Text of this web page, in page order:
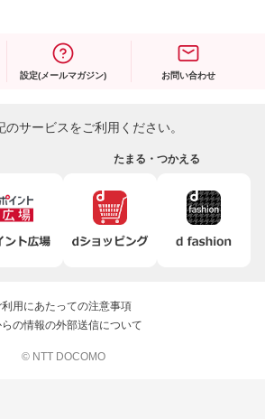
設定(メールマガジン) お問い合わせ
のサービスをご利用ください。
たまる・つかえる
用にあたっての注意事項
の情報の外部送信について
© NTT DOCOMO